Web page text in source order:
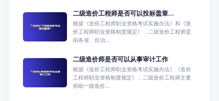
二级造价工程师是否可以投标盖章...
根据《造价工程师职业资格考试实施办法》和《造
价工程师职业资格制度规定》，二级造价工程师是
由各省、自治...
二级造价师是否可以从事审计工作
根据《造价工程师职业资格考试实施办法》《造价
工程师职业资格制度规定》，二级造价工程师主要
协助一级造价...